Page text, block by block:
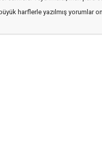
harflerle yazılmış yorumlar